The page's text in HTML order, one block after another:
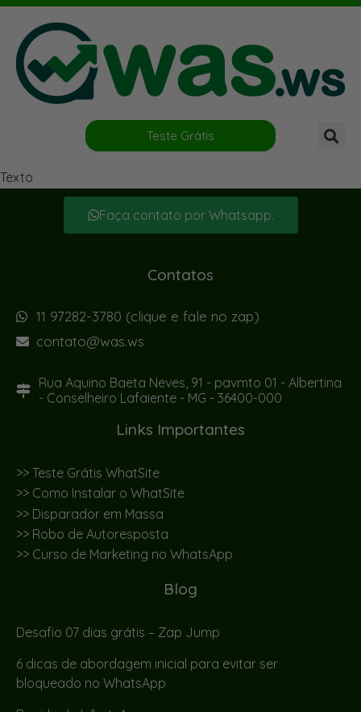
Teste Grátis
Texto
Faça contato por Whatsapp.
Contatos
11 97282-3780 (clique e fale no zap)
contato@was.ws
Rua Aquino Baeta Neves, 91 - pavmto 01 - Albertina
- Conselheiro Lafaiente - MG - 36400-000
Links Importantes
>> Teste Grátis WhatSite
>> Como Instalar o WhatSite
>> Disparador em Massa
>> Robo de Autoresposta
>> Curso de Marketing no WhatsApp
Blog
Desafio 07 dias grátis – Zap Jump
6 dicas de abordagem inicial para evitar ser
bloqueado no WhatsApp